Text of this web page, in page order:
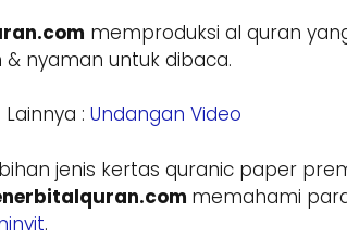
memproduksi al quran
nyaman untuk dibaca.
: Undangan Video
jenis kertas quranic paper
memahami
.